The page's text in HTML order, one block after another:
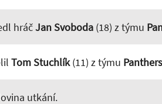
hráčJan Svoboda(18) z týmu
Tom Stuchlík(11) z týmu
utkání.